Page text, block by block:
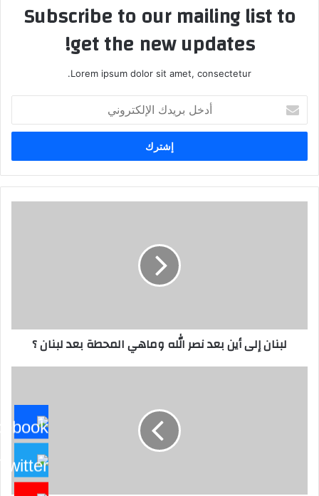
Subscribe to our mailing list to
get the new updates!
Lorem ipsum dolor sit amet, consectetur.
بريدك
الإلكتروني
بعد
لبنان إلى أين بعد نصر الله وماهي المحطة بعد لبنان ؟